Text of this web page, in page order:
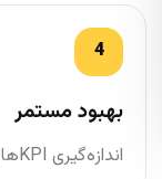
بهبود مستمر
اندازه‌گیری KPIها و اصلاح فرایندها براساس داده‌های واقعی.